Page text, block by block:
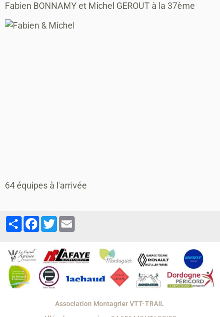
Fabien BONNAMY et Michel GEROUT à la 37ème
64 équipes à l'arrivée
PartagerFacebook
Twitter
Association Montagrier VTT-TRAIL